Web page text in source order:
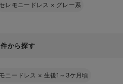
セレモニードレス × グレー系
から探す
ニードレス × 生後1～3ケ月頃